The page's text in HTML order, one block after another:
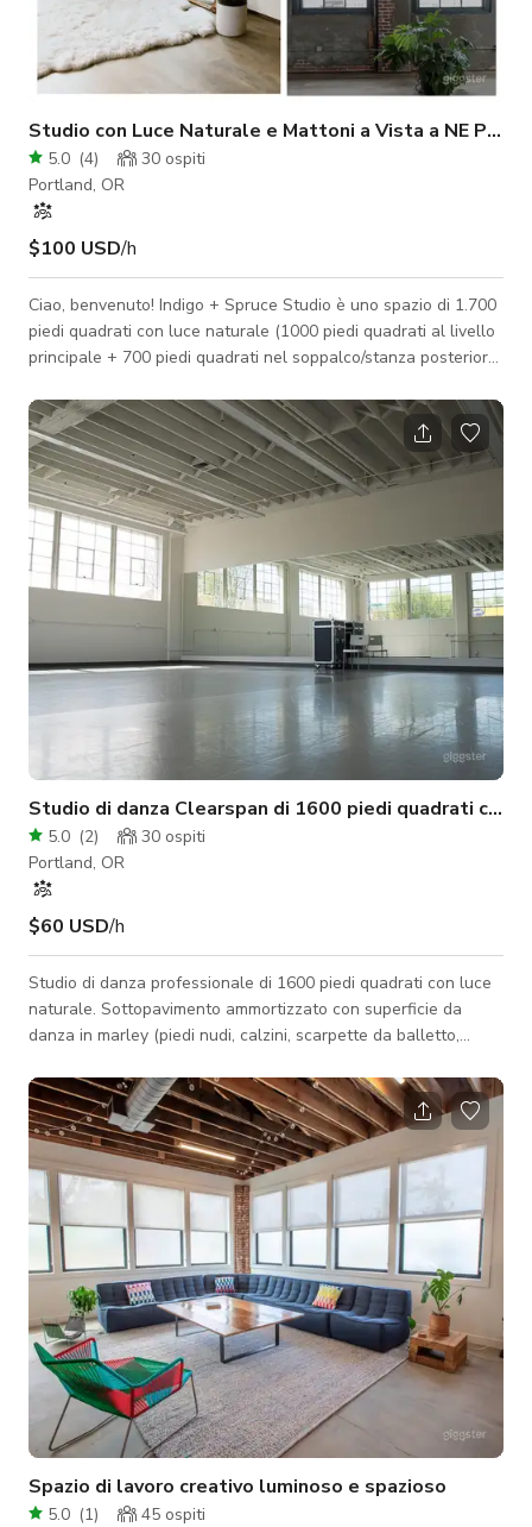
Studio con Luce Naturale e Mattoni a Vista a NE
5.0 (4) 30 ospiti
Portland, OR
$100 USD/h
Ciao, benvenuto! Indigo + Spruce Studio è uno spazio di 1.700
piedi quadrati con luce naturale (1000 piedi quadrati al livello
principale + 700 piedi quadrati nel soppalco/stanza posteriore)
eventi, riunioni, yoga e altro. Contattaci per dettagli
sull'evento. Lo studio presenta due pareti in mattoni a vista,
grandi finestre a riquadri e due pareti bianche, inclusa una
parete d'ingresso in vetro smerigliato unica. *SI PREGA D
Studio di danza Clearspan di 1600 piedi quadrati con
5.0 (2) 30 ospiti
Portland, OR
$60 USD/h
Studio di danza professionale di 1600 piedi quadrati con luce
naturale. Sottopavimento ammortizzato con superficie da
danza in marley (piedi nudi, calzini, scarpette da balletto,
sistema audio, pianoforte disponibili. Stanza privata per
cambiarsi, trucco, ecc. disponibile. Vista dal lobby. Ampio
parcheggio gratuito in strada (limite 2 ore). Ottimo accesso
WiFi. Vicino a caffetterie e opzioni di cibo.
Spazio di lavoro creativo luminoso e spazioso
5.0 (1) 45 ospiti